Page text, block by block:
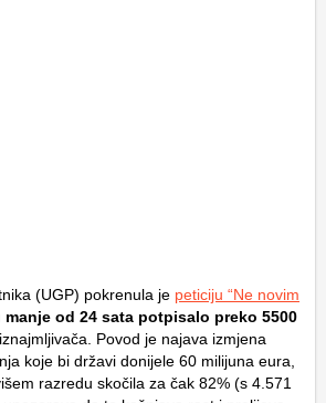
(UGP) pokrenula je peticiju “Ne novim
manje od 24 sata potpisalo preko 5500
Povod je najava izmjena
koje bi državi donijele 60 milijuna eura,
razredu skočila za čak 82% (s 4.571